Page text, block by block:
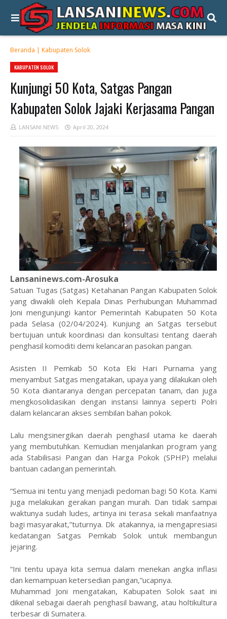
Beranda | Kabupaten Solok
KABUPATEN SOLOK
Kunjungi 50 Kota, Satgas Pangan
Kabupaten Solok Jajaki Kerjasama Pangan
LANSANI NEWS April 20, 2024
Lansaninews.com-Arosuka
Satuan Tugas (Satgas) Ketahanan Pangan Kabupaten Solok
yang diwakili oleh Kepala Dinas Perhubungan Muhammad
Joni mengunjungi kantor Pemerintah Kabupaten 50 Kota
pada Selasa (02/04/2024). Kunjung an Satgas tersebut
bertujuan untuk koordinasi dan konsultasi tentang daerah
penghasil komoditi demi kelancaran pasokan pangan.
Asisten II Pemkab 50 Kota Eki Hari Purnama yang
menyambut Satgas mengatakan, upaya yang dilakukan oleh
50 Kota diantaranya dengan percepatan tanam, dan juga
mengkosolidasikan dengan instansi lainnya seperti Polri
dalam kelancaran akses sembilan bahan pokok.
Lalu mengsinergikan daerah penghasil utama ke daerah
yang membutuhkan. Kemudian menjalankan program yang
ada Stabilisasi Pangan dan Harga Pokok (SPHP) melalui
bantuan cadangan pemerintah.
“Semua ini tentu yang menjadi pedoman bagi 50 Kota. Kami
juga melakukan gerakan pangan murah. Dan tidak sampai
waktunya sudah ludes, artinya ini terasa sekali manfaatnya
bagi masyarakat,”tuturnya. Dk atakannya, ia mengapresiasi
kedatangan Satgas Pemkab Solok untuk membangun
jejaring.
“Ini tentu upaya kita semua dalam menekan angka inflasi
dan kemampuan ketersedian pangan,”ucapnya.
Muhammad Joni mengatakan, Kabupaten Solok saat ini
dikenal sebagai daerah penghasil bawang, atau holtikultura
terbesar di Sumatera.